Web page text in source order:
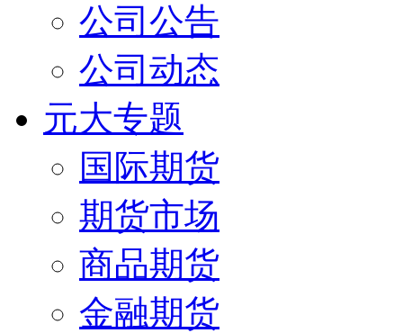
公司公告
公司动态
元大专题
国际期货
期货市场
商品期货
金融期货